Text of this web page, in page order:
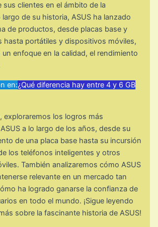
sus clientes en el ámbito de la
de su historia, ASUS ha lanzado
de productos, desde placas base y
hasta portátiles y dispositivos móviles,
enfoque en la calidad, el rendimiento
en:¿Qué diferencia hay entre 4 y 6 GB
exploraremos los logros más
a lo largo de los años, desde su
de una placa base hasta su incursión
los teléfonos inteligentes y otros
También analizaremos cómo ASUS
relevante en un mercado tan
ha logrado ganarse la confianza de
en todo el mundo. ¡Sigue leyendo
sobre la fascinante historia de ASUS!